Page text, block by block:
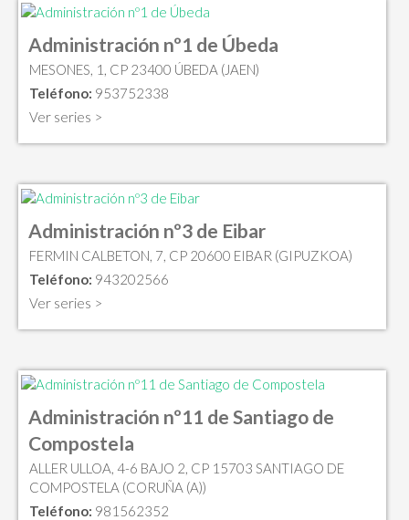
Administración nº1 de Úbeda
MESONES, 1, CP 23400 ÚBEDA (JAEN)
Teléfono: 953752338
Ver series >
Administración nº3 de Eibar
FERMIN CALBETON, 7, CP 20600 EIBAR (GIPUZKOA)
Teléfono: 943202566
Ver series >
Administración nº11 de Santiago de
Compostela
ALLER ULLOA, 4-6 BAJO 2, CP 15703 SANTIAGO DE
COMPOSTELA (CORUÑA (A))
Teléfono: 981562352